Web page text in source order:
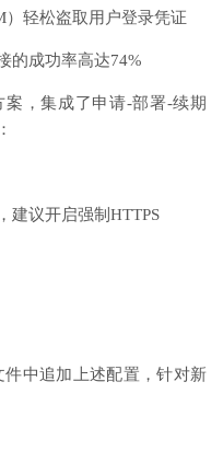
轻松盗取用户登录凭证
的成功率高达74%
，集成了申请-部署-续期
建议开启强制HTTPS
中追加上述配置，针对新